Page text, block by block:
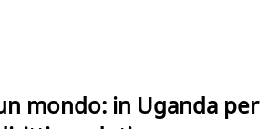
mondo: in Uganda per